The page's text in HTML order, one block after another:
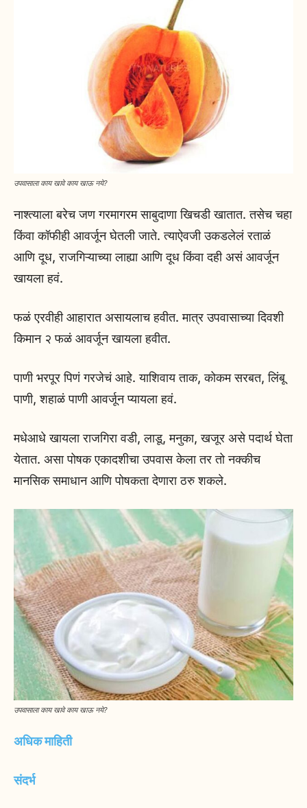
उपवासाला काय खावे काय खाऊ नये?
नाश्त्याला बरेच जण गरमागरम साबुदाणा खिचडी खातात. तसेच चहा
किंवा कॉफीही आवर्जून घेतली जाते. त्याऐवजी उकडलेलं रताळं
आणि दूध, राजगिऱ्याच्या लाह्या आणि दूध किंवा दही असं आवर्जून
खायला हवं.
फळं एरवीही आहारात असायलाच हवीत. मात्र उपवासाच्या दिवशी
किमान २ फळं आवर्जून खायला हवीत.
पाणी भरपूर पिणं गरजेचं आहे. याशिवाय ताक, कोकम सरबत, लिंबू
पाणी, शहाळं पाणी आवर्जून प्यायला हवं.
मधेआधे खायला राजगिरा वडी, लाडू, मनुका, खजूर असे पदार्थ घेता
येतात. असा पोषक एकादशीचा उपवास केला तर तो नक्कीच
मानसिक समाधान आणि पोषकता देणारा ठरु शकले.
उपवासाला काय खावे काय खाऊ नये?
अधिक माहिती
संदर्भ